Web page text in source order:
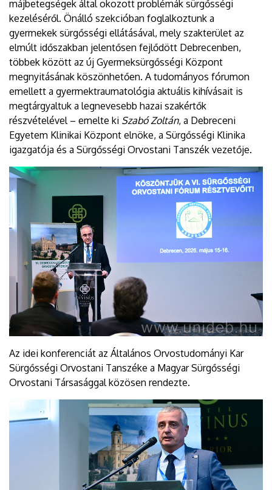
májbetegségek által okozott problémák sürgősségi
kezeléséről. Önálló szekcióban foglalkoztunk a
gyermekek sürgősségi ellátásával, mely szakterület az
elmúlt időszakban jelentősen fejlődött Debrecenben,
többek között az új Gyermeksürgősségi Központ
megnyitásának köszönhetően. A tudományos fórumon
emellett a gyermektraumatológia aktuális kihívásait is
megtárgyaltuk a legnevesebb hazai szakértők
részvételével – emelte ki Szabó Zoltán, a Debreceni
Egyetem Klinikai Központ elnöke, a Sürgősségi Klinika
igazgatója és a Sürgősségi Orvostani Tanszék vezetője.
Az idei konferenciát az Általános Orvostudományi Kar
Sürgősségi Orvostani Tanszéke a Magyar Sürgősségi
Orvostani Társasággal közösen rendezte.